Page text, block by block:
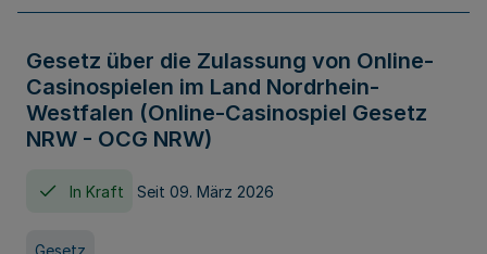
Gesetz über die Zulassung von Online-
Casinospielen im Land Nordrhein-
Westfalen (Online-Casinospiel Gesetz
NRW - OCG NRW)
In Kraft Seit 09. März 2026
Gesetz